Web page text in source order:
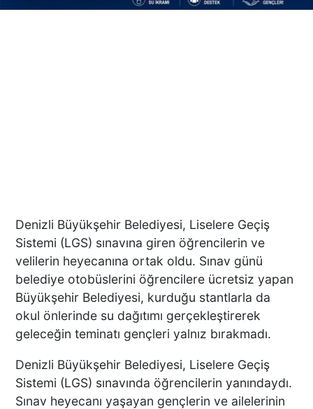
Denizli Büyükşehir Belediyesi, Liselere Geçiş
Sistemi (LGS) sınavına giren öğrencilerin ve
velilerin heyecanına ortak oldu. Sınav günü
belediye otobüslerini öğrencilere ücretsiz yapan
Büyükşehir Belediyesi, kurduğu stantlarla da
okul önlerinde su dağıtımı gerçekleştirerek
geleceğin teminatı gençleri yalnız bırakmadı.
Denizli Büyükşehir Belediyesi, Liselere Geçiş
Sistemi (LGS) sınavında öğrencilerin yanındaydı.
Sınav heyecanı yaşayan gençlerin ve ailelerinin